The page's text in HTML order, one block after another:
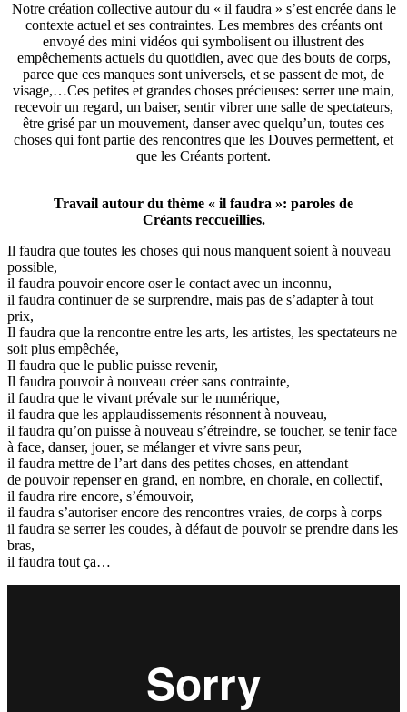
Notre création collective autour du « il faudra » s’est encrée dans le
contexte actuel et ses contraintes. Les membres des créants ont
envoyé des mini vidéos qui symbolisent ou illustrent des
empêchements actuels du quotidien, avec que des bouts de corps,
parce que ces manques sont universels, et se passent de mot, de
visage,…Ces petites et grandes choses précieuses: serrer une main,
recevoir un regard, un baiser, sentir vibrer une salle de spectateurs,
être grisé par un mouvement, danser avec quelqu’un, toutes ces
choses qui font partie des rencontres que les Douves permettent, et
que les Créants portent.
Travail autour du thème « il faudra »: paroles de
Créants reccueillies.
Il faudra que toutes les choses qui nous manquent soient à nouveau
possible,
il faudra pouvoir encore oser le contact avec un inconnu,
il faudra continuer de se surprendre, mais pas de s’adapter à tout
prix,
Il faudra que la rencontre entre les arts, les artistes, les spectateurs ne
soit plus empêchée,
Il faudra que le public puisse revenir,
Il faudra pouvoir à nouveau créer sans contrainte,
il faudra que le vivant prévale sur le numérique,
il faudra que les applaudissements résonnent à nouveau,
il faudra qu’on puisse à nouveau s’étreindre, se toucher, se tenir face
à face, danser, jouer, se mélanger et vivre sans peur,
il faudra mettre de l’art dans des petites choses, en attendant
de pouvoir repenser en grand, en nombre, en chorale, en collectif,
il faudra rire encore, s’émouvoir,
il faudra s’autoriser encore des rencontres vraies, de corps à corps
il faudra se serrer les coudes, à défaut de pouvoir se prendre dans les
bras,
il faudra tout ça…